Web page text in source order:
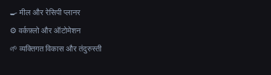
🍳 मील और रेसिपी प्लानर
⚙️ वर्कफ़्लो और ऑटोमेशन
🌱 व्यक्तिगत विकास और तंदुरुस्ती